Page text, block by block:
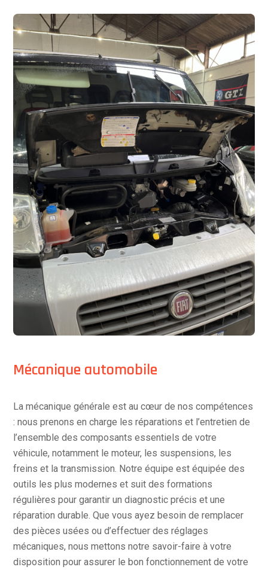
Mécanique automobile
La mécanique générale est au cœur de nos compétences
: nous prenons en charge les réparations et l’entretien de
l’ensemble des composants essentiels de votre
véhicule, notamment le moteur, les suspensions, les
freins et la transmission. Notre équipe est équipée des
outils les plus modernes et suit des formations
régulières pour garantir un diagnostic précis et une
réparation durable. Que vous ayez besoin de remplacer
des pièces usées ou d’effectuer des réglages
mécaniques, nous mettons notre savoir-faire à votre
disposition pour assurer le bon fonctionnement de votre